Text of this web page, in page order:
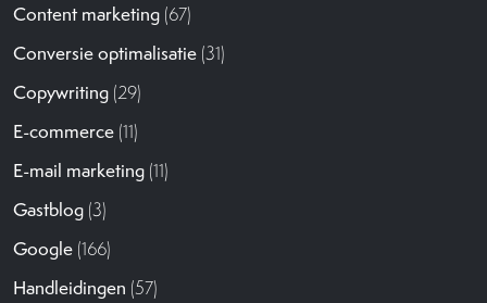
Content marketing (67)
Conversie optimalisatie (31)
Copywriting (29)
E-commerce (11)
E-mail marketing (11)
Gastblog (3)
Google (166)
Handleidingen (57)